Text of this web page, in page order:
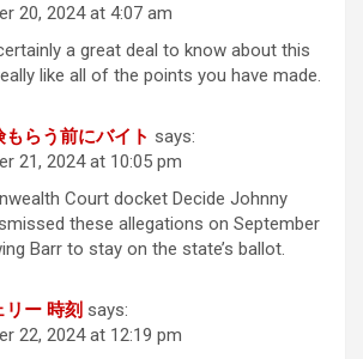
20, 2024 at 4:07 am
a great deal to know about this
like all of the points you have made.
もらう前にバイト says:
21, 2024 at 10:05 pm
Court docket Decide Johnny
these allegations on September
Barr to stay on the state’s ballot.
ー 時刻 says:
22, 2024 at 12:19 pm